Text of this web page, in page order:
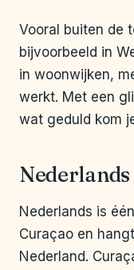
Vooral buiten de
bijvoorbeeld in
in woonwijken,
werkt. Met een
wat geduld kom
Nederlands is
Curaçao en
Nederland.